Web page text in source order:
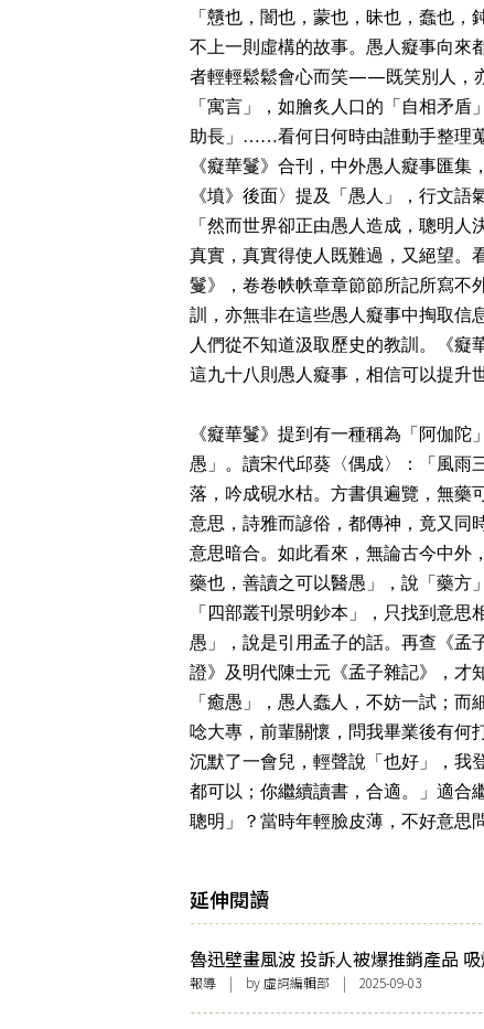
「戇也，闇也，蒙也，昧也，蠢也
不上一則虛構的故事。愚人癡事向來
者輕輕鬆鬆會心而笑——既笑別人，
「寓言」，如膾炙人口的「自相矛
助長」……看何日何時由誰動手整理
《癡華鬘》合刊，中外愚人癡事匯
《墳》後面〉提及「愚人」，行文
「然而世界卻正由愚人造成，聰明
真實，真實得使人既難過，又絕望。
鬘》，卷卷帙帙章章節節所記所寫不
訓，亦無非在這些愚人癡事中掏取信
人們從不知道汲取歷史的教訓。《癡
這九十八則愚人癡事，相信可以提升
《癡華鬘》提到有一種稱為「阿伽
愚」。讀宋代邱葵〈偶成〉：「風雨
落，吟成硯水枯。方書俱遍覽，無藥
意思，詩雅而諺俗，都傳神，竟又同
意思暗合。如此看來，無論古今中外
藥也，善讀之可以醫愚」，說「藥方
「四部叢刊景明鈔本」，只找到意思
愚」，說是引用孟子的話。再查《孟
證》及明代陳士元《孟子雜記》，才
「癒愚」，愚人蠢人，不妨一試；
唸大專，前輩關懷，問我畢業後有何
沉默了一會兒，輕聲說「也好」，我
都可以；你繼續讀書，合適。」適合
聰明」？當時年輕臉皮薄，不好意思
延伸閱讀
魯迅壁畫風波 投訴人被爆推銷產品
已成文化符號！
報導 | by 虛詞編輯部 | 2025-09-03